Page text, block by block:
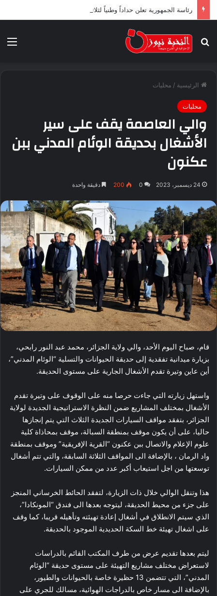
رئاسة الجمهورية تعلن حداداً وطنياً لثلاثة أيام ابتداء من اليوم
بحث عن
الرئيسية / محليات
محليات
والي العاصمة يقف على سير
الأشغال بحديقة الوئام المدني ببن
عكنون
24 ديسمبر، 2023 0
200 دقيقة واحدة
قام، صباح اليوم الأحد، والي ولاية الجزائر، محمد عبد النور رابحي،
بزيارة ميدانية تفقدية إلى حديقة الحيوانات والتسلية “الوئام المدني”،
أين عاين وتيرة تقدم الأشغال الجارية على مستوى الحديقة.
واستهل زيارته التي جاءت حرصا منه على الوقوف على وتيرة تقدم
الأشغال بمختلف المشاريع ضمن النظرة الاستراتيجية الجديدة لولاية
الجزائر، بتفقد مواقف السيارات الجديدة الثلاث التي يتم إنجازها
حاليا، على أن يكون موقف بمنطقة السبالة، موقف بمحاذاة كلية
علوم الإعلام والاتصال ببن عكنون “القرية الإفريقية” وموقف بمنطقة
واد الرمان ، بالإضافة الى المواقف الثلاثة السابقة، والتي تتم أشغال
توسعتها من اجل استيعاب أكبر عدد من ممكن السيارات.
هذا وتنقل الوالي خلال ذات الزيارة، لتفقد الحائط الخرساني المنجز
على جزء من محيط الحديقة، ليتوجه بعدها الى فندق “المونكادا”،
الذي سيتم الانطلاق في أشغال إعادة تهيئته وتأهيله قريبا، كما وقف
على اشغال تهيئة خط السكة الحديدية الموجود بالحديقة.
ليتم بعدها تقديم عرض من طرف المكتب القائم بالدراسات
لاستعراض مختلف مشاريع التهيئة على مستوى حديقة “الوئام
المدني”، التي تتضمن 13 حظيرة خاصة بالحيوانات والطيور،
بالإضافة الى مسار خاص بالدراجات الهوائية، مسالك للجري على